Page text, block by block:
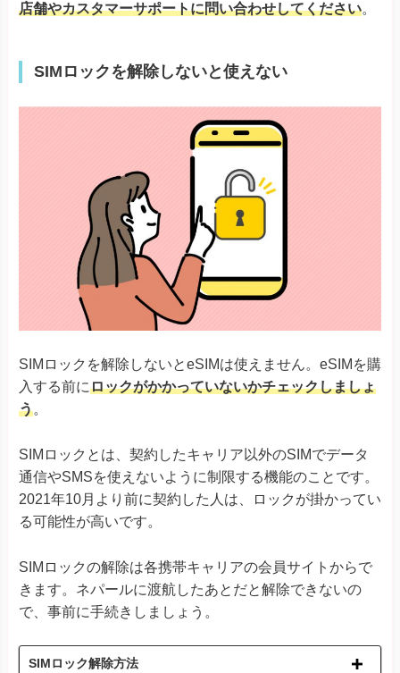
AQUOS zero6
Rakuten Mini
Rakuten Hand
Rakuten Hand 5G
Google Pixel
Google Pixel 4, 4a & 4 XL
Google Pixel 5
Google Pixel 6シリーズ
Google Pixel 7シリーズ
Google Pixel Fold
Google Pixel 8シリーズ
Xiaomi
Xiaomi 12T Pro
Xiaomi 13Tシリーズ
Redmi Note 11 Pro 5G
Razr 5G※ソフトバンク版除く
G52J 5Gシリーズ
G53J 5G
G53S 5G
Huawei P40
Find X3 Pro
Reno9 A
店舗やカスタマーサポートに問い合わせしてください。
SIMロックを解除しないと使えない
SIMロックを解除しないとeSIMは使えません。eSIMを購
入する前にロックがかかっていないかチェックしましょ
う。
SIMロックとは、契約したキャリア以外のSIMでデータ
通信やSMSを使えないように制限する機能のことです。
2021年10月より前に契約した人は、ロックが掛かってい
る可能性が高いです。
SIMロックの解除は各携帯キャリアの会員サイトからで
きます。ネパールに渡航したあとだと解除できないの
で、事前に手続きしましょう。
SIMロック解除方法